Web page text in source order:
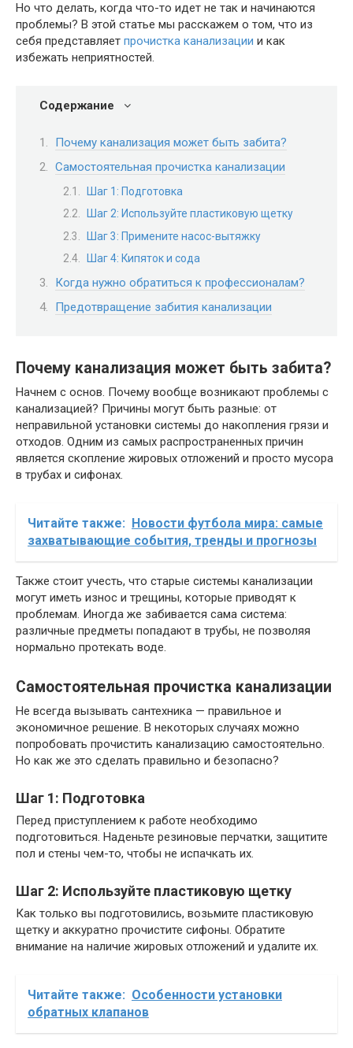
Но что делать, когда что-то идет не так и начинаются
проблемы? В этой статье мы расскажем о том, что из
себя представляет прочистка канализации и как
избежать неприятностей.
Содержание
Почему канализация может быть забита?
Самостоятельная прочистка канализации
Шаг 1: Подготовка
Шаг 2: Используйте пластиковую щетку
Шаг 3: Примените насос-вытяжку
Шаг 4: Кипяток и сода
Когда нужно обратиться к профессионалам?
Предотвращение забития канализации
Почему канализация может быть забита?
Начнем с основ. Почему вообще возникают проблемы с
канализацией? Причины могут быть разные: от
неправильной установки системы до накопления грязи и
отходов. Одним из самых распространенных причин
является скопление жировых отложений и просто мусора
в трубах и сифонах.
Читайте также: Новости футбола мира: самые
захватывающие события, тренды и прогнозы
Также стоит учесть, что старые системы канализации
могут иметь износ и трещины, которые приводят к
проблемам. Иногда же забивается сама система:
различные предметы попадают в трубы, не позволяя
нормально протекать воде.
Самостоятельная прочистка канализации
Не всегда вызывать сантехника — правильное и
экономичное решение. В некоторых случаях можно
попробовать прочистить канализацию самостоятельно.
Но как же это сделать правильно и безопасно?
Шаг 1: Подготовка
Перед приступлением к работе необходимо
подготовиться. Наденьте резиновые перчатки, защитите
пол и стены чем-то, чтобы не испачкать их.
Шаг 2: Используйте пластиковую щетку
Как только вы подготовились, возьмите пластиковую
щетку и аккуратно прочистите сифоны. Обратите
внимание на наличие жировых отложений и удалите их.
Читайте также: Особенности установки
обратных клапанов